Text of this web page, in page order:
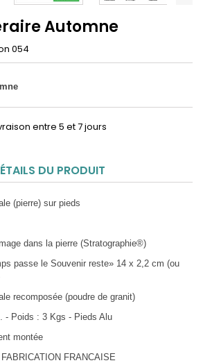
Automne
054
entre 5 et 7 jours
DU PRODUIT
(pierre) sur pieds
dans la pierre (Stratographie®)
passe le Souvenir reste» 14 x 2,2 cm (ou
recomposée (poudre de granit)
- Poids : 3 Kgs - Pieds Alu
montée
FRANCAISE